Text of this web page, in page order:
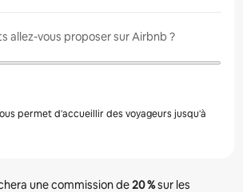
allez-vous proposer sur Airbnb ?
permet d'accueillir des voyageurs jusqu'à
une commission de20 %sur les